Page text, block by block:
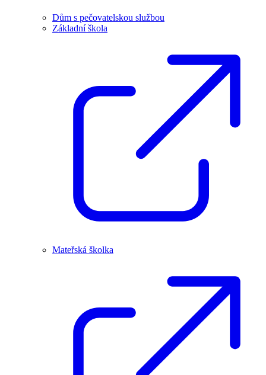
Dům s pečovatelskou službou
Základní škola
Mateřská školka